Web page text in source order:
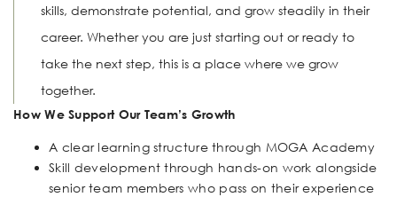
skills, demonstrate potential, and grow steadily in their
career. Whether you are just starting out or ready to
take the next step, this is a place where we grow
together.
How We Support Our Team’s Growth
A clear learning structure through MOGA Academy
Skill development through hands-on work alongside
senior team members who pass on their experience